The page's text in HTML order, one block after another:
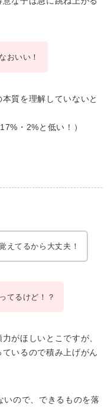
おいい！
質を理解していないと
・2%と低い！）
えてるから大丈夫！
るけど！？
がほしいとこですが、
いるので積み上げがん
ので、できるものを落